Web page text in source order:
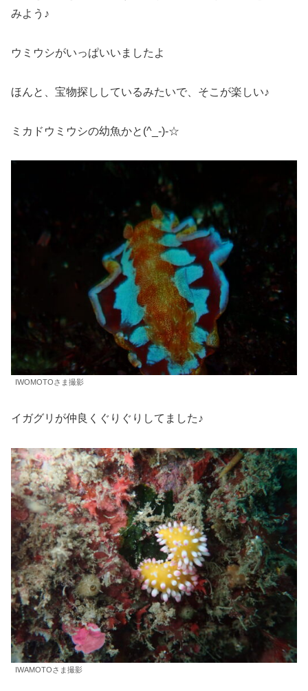
みよう♪
ウミウシがいっぱいいましたよ
ほんと、宝物探ししているみたいで、そこが楽しい♪
ミカドウミウシの幼魚かと(^_-)-☆
IWOMOTOさま撮影
イガグリが仲良くぐりぐりしてました♪
IWAMOTOさま撮影